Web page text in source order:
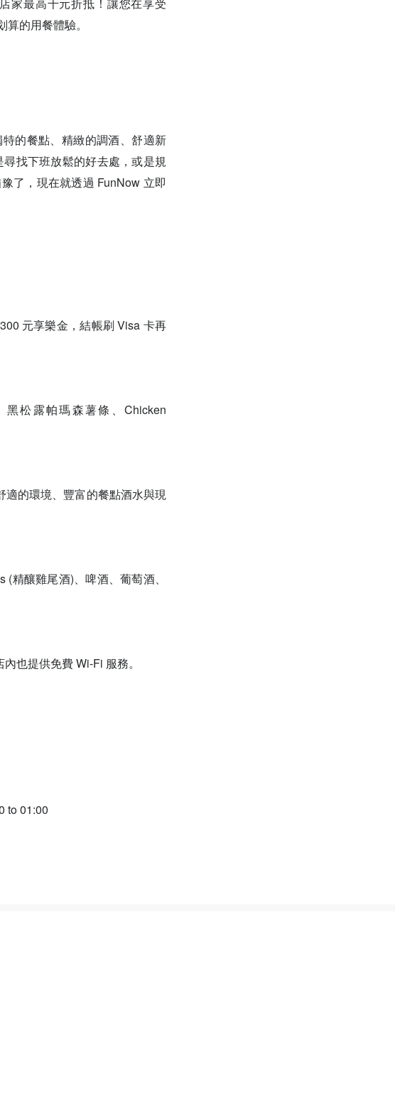
的用餐體驗。
的餐點、精緻的調酒、舒適新
找下班放鬆的好去處，或是規
了，現在就透過 FunNow 立即
元享樂金，結帳刷 Visa 卡再
松露帕瑪森薯條、Chicken
適的環境、豐富的餐點酒水與現
精釀雞尾酒)、啤酒、葡萄酒、
也提供免費 Wi-Fi 服務。
to 01:00